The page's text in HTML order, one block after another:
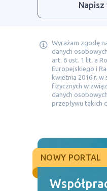
Napisz
Wyrażam zgodę
danych
art. 6 ust. 1 lit. a
Europejskiego i
kwietnia 2016 r.
fizycznych w
danych
przepływu takich
NOWY PORTAL